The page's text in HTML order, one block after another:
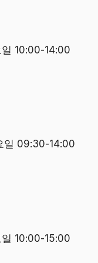
10:00-14:00
일 09:30-14:00
10:00-15:00